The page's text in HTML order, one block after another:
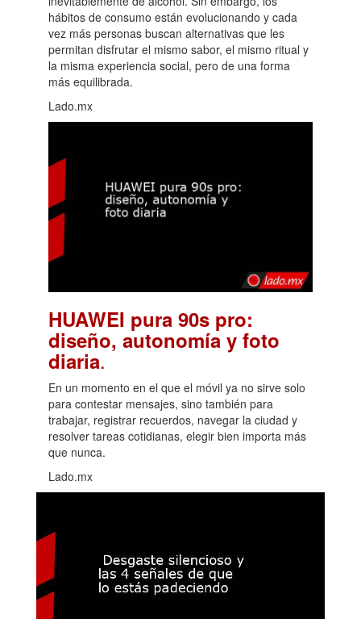
hábitos de consumo están evolucionando y cada
vez más personas buscan alternativas que les
permitan disfrutar el mismo sabor, el mismo ritual y
la misma experiencia social, pero de una forma
más equilibrada.
Lado.mx
HUAWEI pura 90s pro:
diseño, autonomía y foto
diaria.
En un momento en el que el móvil ya no sirve solo
para contestar mensajes, sino también para
trabajar, registrar recuerdos, navegar la ciudad y
resolver tareas cotidianas, elegir bien importa más
que nunca.
Lado.mx